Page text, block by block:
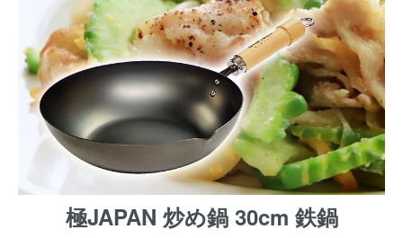
極JAPAN 炒め鍋 30cm 鉄鍋